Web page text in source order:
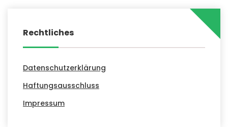
Rechtliches
Datenschutzerklärung
Haftungsausschluss
Impressum